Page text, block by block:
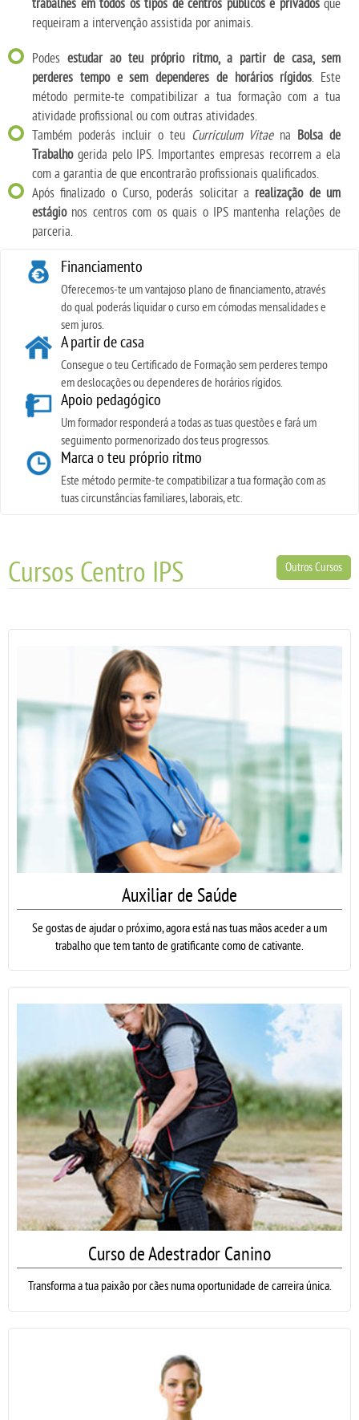
requeiram a intervenção assistida por animais.
Podesestudar ao teu próprio ritmo, a partir de casa, sem
perderes tempo e sem dependeres de horários rígidos . Este
método permite-te compatibilizar a tua formação com a tua
atividade profissional ou com outras atividades.
Também poderás incluir o teu Curriculum Vitaena Bolsa de
Trabalhogerida pelo IPS. Importantes empresas recorrem a ela
com a garantia de que encontrarão profissionais qualificados.
Após finalizado o Curso, poderás solicitar a realização de um
estágionos centros com os quais o IPS mantenha relações de
parceria.
Financiamento
Oferecemos-te um vantajoso plano de financiamento, através
do qual poderás liquidar o curso em cómodas mensalidades e
sem juros.
A partir de casa
Consegue o teu Certificado de Formação sem perderes tempo
em deslocações ou dependeres de horários rígidos.
Apoio pedagógico
Um formador responderá a todas as tuas questões e fará um
seguimento pormenorizado dos teus progressos.
Marca o teu próprio ritmo
Este método permite-te compatibilizar a tua formação com as
tuas circunstâncias familiares, laborais, etc.
Cursos Centro IPS Outros Cursos
Auxiliar de Saúde
Se gostas de ajudar o próximo, agora está nas tuas mãos aceder a um
trabalho que tem tanto de gratificante como de cativante.
Curso de Adestrador Canino
Transforma a tua paixão por cães numa oportunidade de carreira única.